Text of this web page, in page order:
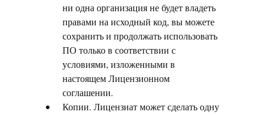
ни одна организация не будет владеть
правами на исходный код, вы можете
сохранить и продолжать использовать
ПО только в соответствии с
условиями, изложенными в
настоящем Лицензионном
соглашении.
Копии. Лицензиат может сделать одну